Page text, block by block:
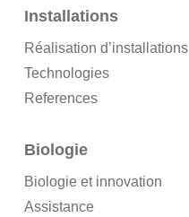
Installations
Réalisation d’installations
Technologies
References
Biologie
Biologie et innovation
Assistance